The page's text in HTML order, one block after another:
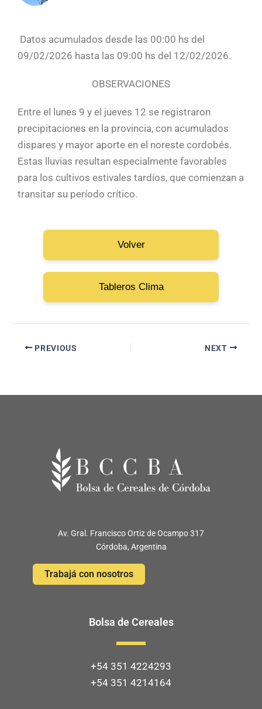
Datos acumulados desde las 00:00 hs del
09/02/2026 hasta las 09:00 hs del 12/02/2026.
OBSERVACIONES
Entre el lunes 9 y el jueves 12 se registraron
precipitaciones en la provincia, con acumulados
dispares y mayor aporte en el noreste cordobés.
Estas lluvias resultan especialmente favorables
para los cultivos estivales tardíos, que comienzan a
transitar su período crítico.
Volver
Tableros Clima
PREVIOUS NEXT
Av. Gral. Francisco Ortiz de Ocampo 317
Córdoba, Argentina
Trabajá con nosotros
Bolsa de Cereales
+54 351 4224293
+54 351 4214164